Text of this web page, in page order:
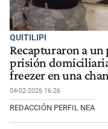
QUITILIPI
Recapturaron a
prisión
freezer en una
04-02-2026 16:26
REDACCIÓN PERFIL NEA